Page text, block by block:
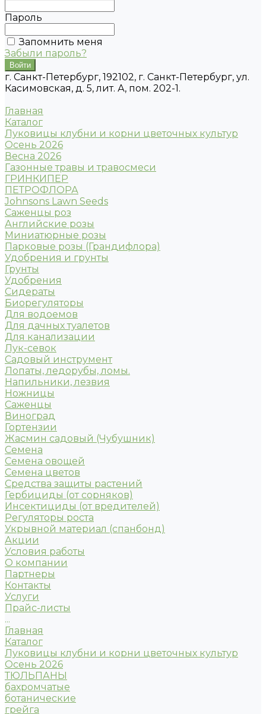
Пароль
Запомнить меня
Забыли пароль?
г. Санкт-Петербург, 192102, г. Санкт-Петербург, ул.
Касимовская, д. 5, лит. А, пом. 202-1.
Главная
Каталог
Луковицы клубни и корни цветочных культур
Осень 2026
Весна 2026
Газонные травы и травосмеси
ГРИНКИПЕР
ПЕТРОФЛОРА
Johnsons Lawn Seeds
Саженцы роз
Английские розы
Миниатюрные розы
Парковые розы (Грандифлора)
Удобрения и грунты
Грунты
Удобрения
Сидераты
Биорегуляторы
Для водоемов
Для дачных туалетов
Для канализации
Лук-севок
Садовый инструмент
Лопаты, ледорубы, ломы.
Напильники, лезвия
Ножницы
Саженцы
Виноград
Гортензии
Жасмин садовый (Чубушник)
Семена
Семена овощей
Семена цветов
Средства защиты растений
Гербициды (от сорняков)
Инсектициды (от вредителей)
Регуляторы роста
Укрывной материал (спанбонд)
Акции
Условия работы
О компании
Партнеры
Контакты
Услуги
Прайс-листы
...
Главная
Каталог
Луковицы клубни и корни цветочных культур
Осень 2026
ТЮЛЬПАНЫ
бахромчатые
ботанические
грейга